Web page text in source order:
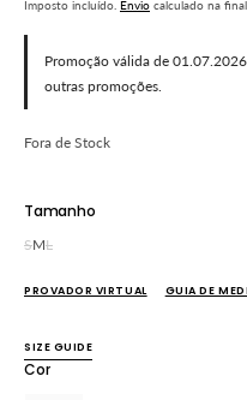
normal
promocional
Imposto incluído. Envio calculado na
Promoção válida de
outras promoções.
Fora de Stock
Tamanho
SVariante
ou
MVariante
ou
LVariante
ou
PROVADOR VIRTUAL GUIA DE
SIZE GUIDE
Cor